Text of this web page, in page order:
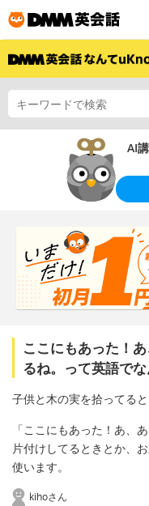
AI
ここにもあった！
るね。って英語で
子供と木の実を拾ってると
「ここにもあった！あ、
片付けしてるときとか、
使います。
kihoさん